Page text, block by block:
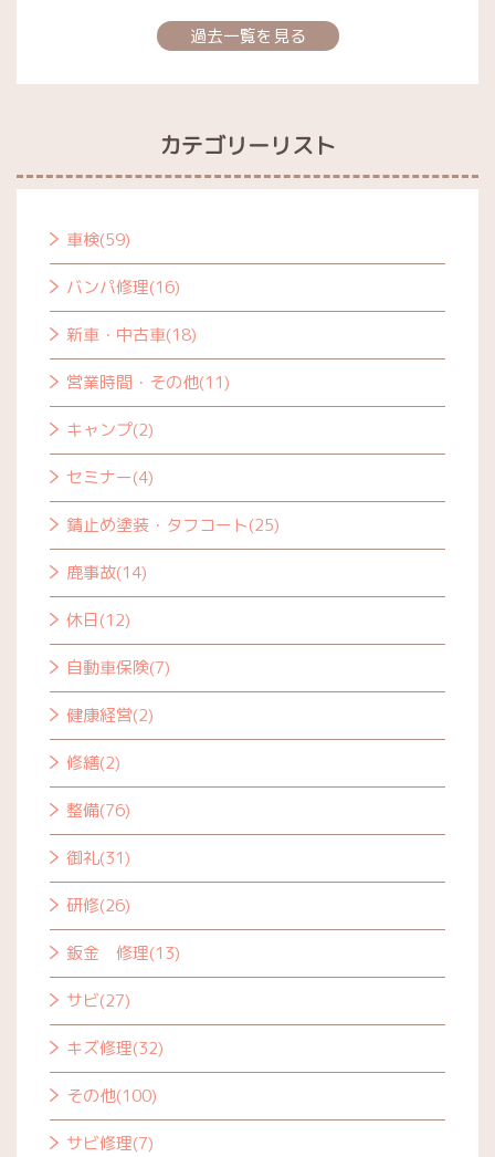
過去一覧を見る
カテゴリーリスト
車検(59)
バンパ修理(16)
新車・中古車(18)
営業時間・その他(11)
キャンプ(2)
セミナー(4)
錆止め塗装・タフコート(25)
鹿事故(14)
休日(12)
自動車保険(7)
健康経営(2)
修繕(2)
整備(76)
御礼(31)
研修(26)
鈑金 修理(13)
サビ(27)
キズ修理(32)
その他(100)
サビ修理(7)